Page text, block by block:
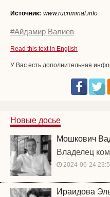
Источник: www.rucriminal.info
#Айдамир Валиев
Read this text in English
У Вас есть дополнительная
Новые досье
Мошкович
Владелец
2024-06-24
Ираидова